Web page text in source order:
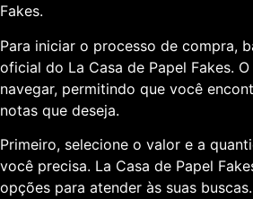
Fakes.
Para iniciar o processo de compra,
oficial do La Casa de Papel Fakes.
navegar, permitindo que você
notas que deseja.
Primeiro, selecione o valor e a
você precisa. La Casa de Papel
opções para atender às suas